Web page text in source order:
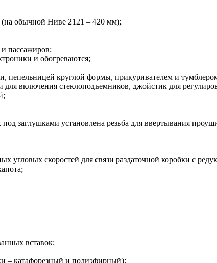
обычной Ниве 2121 – 420 мм);
и пассажиров;
и обогреваются;
пепельницей круглой формы, прикуривателем и
включения стеклоподъемников, джойстик для
заглушками установлена резьба для ввертывания
угловых скоростей для связи раздаточной коробки с
вставок;
– катафорезный и полиэфирный);